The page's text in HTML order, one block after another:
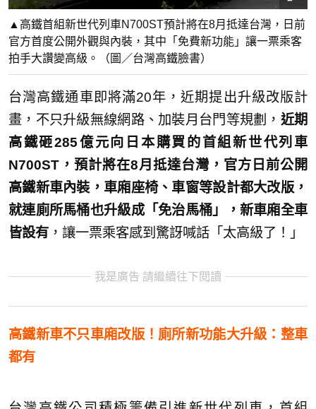
▲高鐵首組新世代列車N700ST預計將在8月抵達台灣，日前
官方首度公開外觀與內裝，其中「免費新功能」讓一票乘客
拍手大讚變高級。（圖／台灣高鐵臉書）
台灣高鐵通車即將滿20年，近期提出升級改版計
畫，不只升級無線網路、加裝月台門等規劃， 近期
高鐵砸285億元向日本購買的首組新世代列車
N700ST，預計將在8月抵達台灣，官方日前公開
高鐵新車內裝，車廂座椅、車窗等設計都大改版，
就連廁所馬桶也升級成「免治馬桶」，新車廂全車
皆設有 ，讓一票乘客感到驚訝喊話「太高級了！」
我是廣告 請繼續往下閱讀
高鐵新車不只車廂改版！廁所新功能大升級：整車
都有